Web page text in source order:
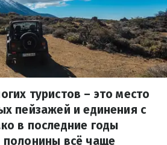
туристов – это место
пейзажей и единения с
в последние годы
всё чаще